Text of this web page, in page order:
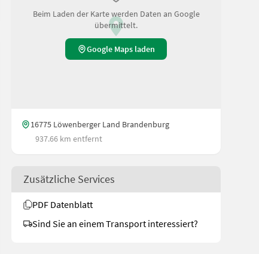
Beim Laden der Karte werden Daten an Google
übermittelt.
Google Maps laden
16775 Löwenberger Land Brandenburg
937.66 km entfernt
Zusätzliche Services
PDF Datenblatt
Sind Sie an einem Transport interessiert?